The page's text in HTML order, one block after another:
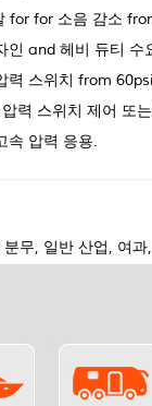
for for 소음 감소
인 and 헤비 듀티 수
력 스위치 from
력 스위치 제어 또
속 압력 응용.
분무, 일반 산업, 여